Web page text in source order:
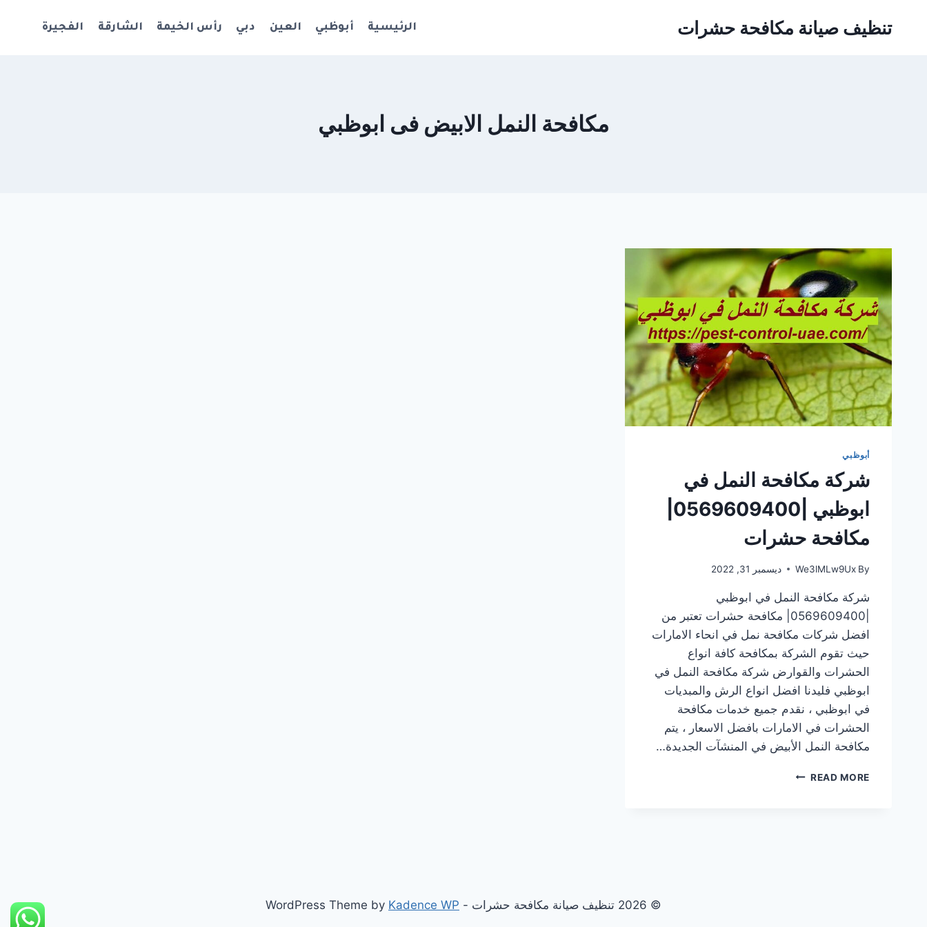
تنظيف صيانة مكافحة حشرات الرئيسية أبوظبي العين دبي رأس الخيمة الشارقة الفجيرة
مكافحة النمل الابيض فى ابوظبي
أبوظبي
شركة مكافحة النمل في
مكافحة حشرات
By
We3lMLw9Ux ديسمبر 31, 2022
شركة مكافحة النمل في ابوظبي
|0569609400| مكافحة حشرات تعتبر من
افضل شركات مكافحة نمل في انحاء الامارات
حيث تقوم الشركة بمكافحة كافة انواع
الحشرات والقوارض شركة مكافحة النمل في
ابوظبي فليدنا افضل انواع الرش والمبديات
في ابوظبي ، نقدم جميع خدمات مكافحة
الحشرات في الامارات بافضل الاسعار ، يتم
مكافحة النمل الأبيض في المنشآت الجديدة…
READ MOREشركة
© 2026 تنظيف صيانة مكافحة حشرات - WordPress Theme by Kadence WP